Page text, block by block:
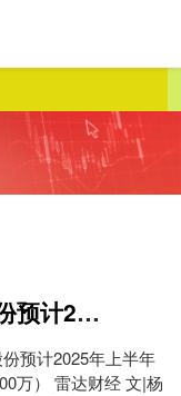
好牛 中成股份预计2025年上半年亏损4,000万至6,000万
份预计2025年上半年
万） 雷达财经 文|杨